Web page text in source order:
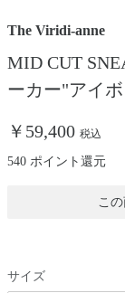
The Viridi-anne
MID CUT
ーカー"アイ
￥59,400 税込
540 ポイント還元
こ
サイズ